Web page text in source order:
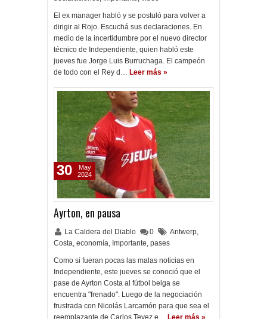
El ex manager habló y se postuló para volver a
dirigir al Rojo. Escuchá sus declaraciones. En
medio de la incertidumbre por el nuevo director
técnico de Independiente, quien habló este
jueves fue Jorge Luis Burruchaga. El campeón
de todo con el Rey d… Leer más »
Ayrton, en pausa
La Caldera del Diablo 0 Antwerp,
Costa, economía, Importante, pases
Como si fueran pocas las malas noticias en
Independiente, este jueves se conoció que el
pase de Ayrton Costa al fútbol belga se
encuentra "frenado". Luego de la negociación
frustrada con Nicolás Larcamón para que sea el
reemplazante de Carlos Tevez e…
Leer más »
30
May
2024